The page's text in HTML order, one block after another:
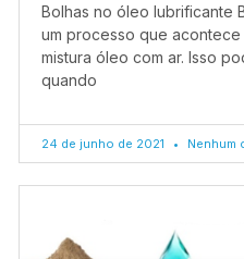
Bolhas no óleo lubrificante
um processo que
mistura óleo com ar. Isso
quando
24 de junho de 2021 Nenhum